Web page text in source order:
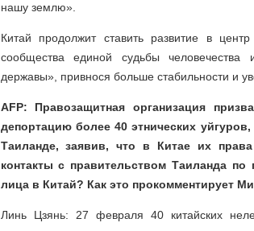
нашу землю».
Китай продолжит ставить развитие в
сообщества единой судьбы человечества
державы», привнося больше стабильности и
AFP: Правозащитная организация
депортацию более 40 этнических
Таиланде, заявив, что в Китае их
контакты с правительством Таиланда
лица в Китай? Как это прокомментирует
Линь Цзянь: 27 февраля 40 китайских